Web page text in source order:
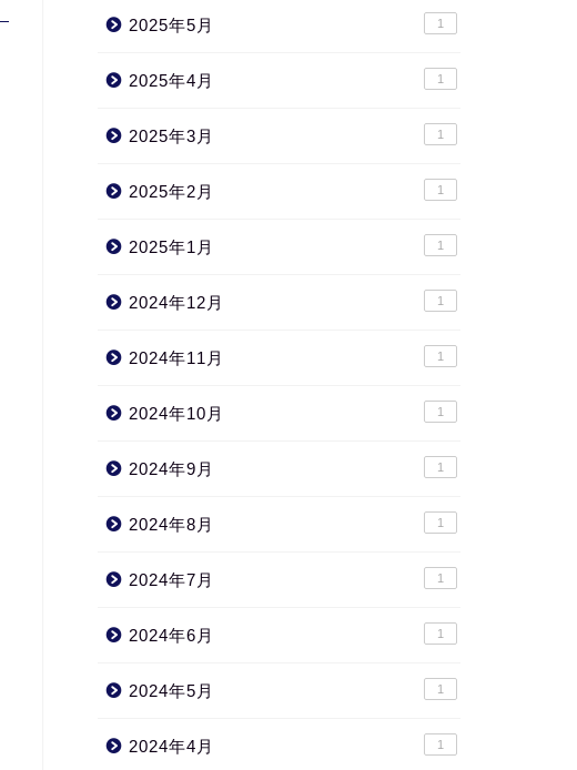
2025年5月 1
2025年4月 1
2025年3月 1
2025年2月 1
2025年1月 1
2024年12月 1
2024年11月 1
2024年10月 1
2024年9月 1
2024年8月 1
2024年7月 1
2024年6月 1
2024年5月 1
2024年4月 1